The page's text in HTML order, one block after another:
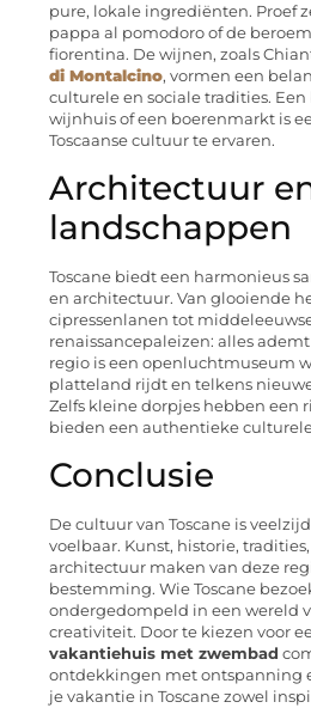
pure, lokale ingrediënten. Proef
pappa al pomodoro of de
fiorentina. De wijnen, zoals
di Montalcino, vormen een
culturele en sociale tradities.
wijnhuis of een boerenmarkt is
Toscaanse cultuur te ervaren.
Architectuur
landschappen
Toscane biedt een harmonieus
en architectuur. Van glooiende
cipressenlanen tot
renaissancepaleizen: alles
regio is een openluchtmuseum
platteland rijdt en telkens
Zelfs kleine dorpjes hebben een
bieden een authentieke
Conclusie
De cultuur van Toscane is
voelbaar. Kunst, historie,
architectuur maken van deze
bestemming. Wie Toscane
ondergedompeld in een wereld
creativiteit. Door te kiezen voor
vakantiehuis met zwembad
ontdekkingen met ontspanning
je vakantie in Toscane zowel